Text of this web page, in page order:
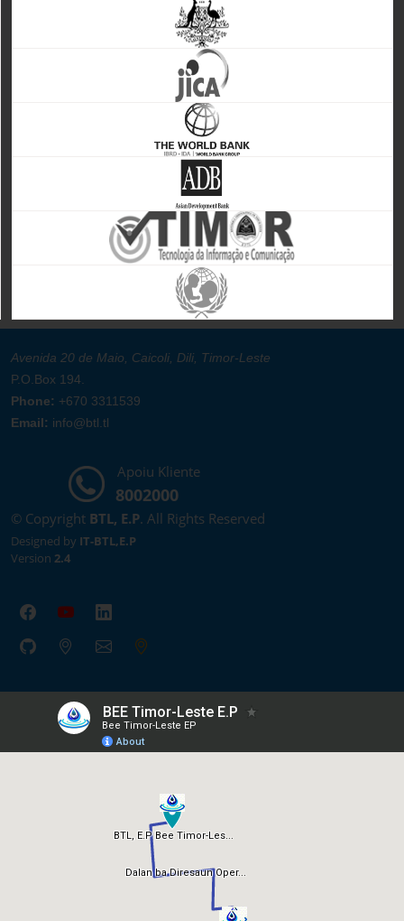
Avenida 20 de Maio, Caicoli, Dili, Timor-Leste
P.O.Box 194.
Phone: +670 3311539
Email: info@btl.tl
Apoiu Kliente
8002000
© Copyright BTL, E.P. All Rights Reserved
Designed by IT-BTL,E.P
Version 2.4